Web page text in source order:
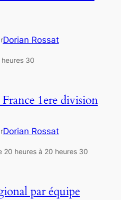
Dorian Rossat
30
1ere division
Dorian Rossat
20 heures à 20 heures 30
par équipe